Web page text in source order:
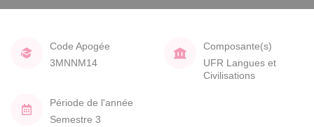
Code Apogée
3MNNM14
Composante(s)
UFR Langues et
Civilisations
Période de l'année
Semestre 3